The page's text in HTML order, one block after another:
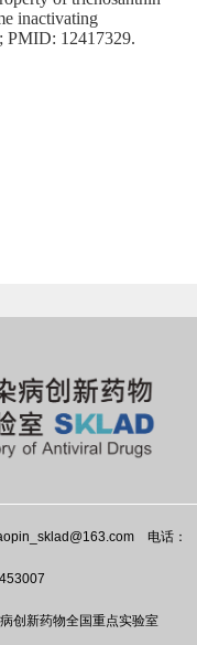
inactivating
PMID: 12417329.
电话：
创新药物全国重点实验室